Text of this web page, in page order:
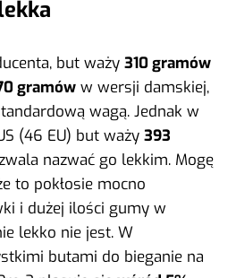
but waży 310 gramów
gramów w wersji damskiej,
wagą. Jednak w
(46 EU) but waży 393
nazwać go lekkim. Mogę
to pokłosie mocno
i dużej ilości gumy w
lekko nie jest. W
butami do bieganie na